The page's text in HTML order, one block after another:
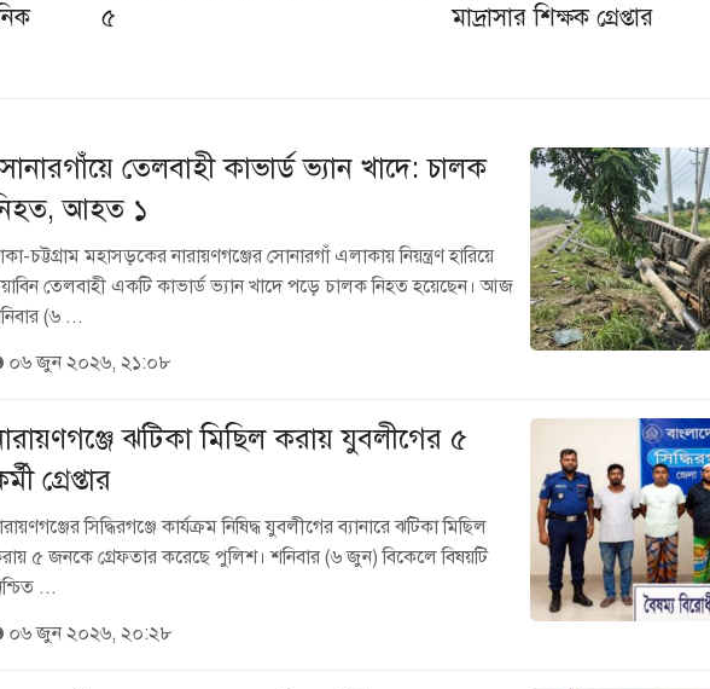
৫
মাদ্রাসার শিক্ষক গ্রেপ্তার
তেলবাহী কাভার্ড ভ্যান খাদে: চালক
আহত ১
চট্টগ্রাম মহাসড়কের নারায়ণগঞ্জের সোনারগাঁ এলাকায় নিয়ন্ত্রণ হারিয়ে
তেলবাহী একটি কাভার্ড ভ্যান খাদে পড়ে চালক নিহত হয়েছেন। আজ
(৬ ...
০৬ জুন ২০২৬, ২১:০৮
ঝটিকা মিছিল করায় যুবলীগের ৫
গ্রেপ্তার
সিদ্ধিরগঞ্জে কার্যক্রম নিষিদ্ধ যুবলীগের ব্যানারে ঝটিকা মিছিল
৫ জনকে গ্রেফতার করেছে পুলিশ। শনিবার (৬ জুন) বিকেলে বিষয়টি
...
০৬ জুন ২০২৬, ২০:২৮